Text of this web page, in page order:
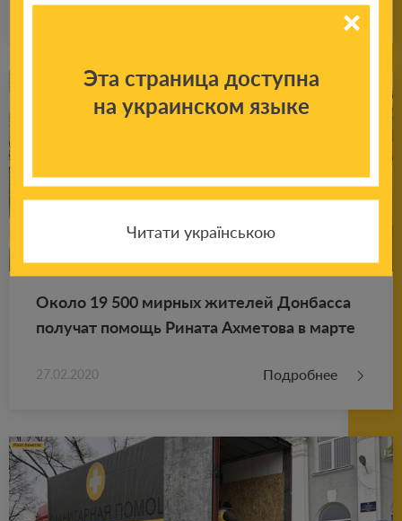
22.08.2020 Подробнее
Около 19 500 мир­ных жи­те­лей Дон­бас­са
по­лу­чат по­мощь Ри­на­та Ах­ме­то­ва в марте
27.02.2020 Подробнее
Эта страница доступна
на украинском языке
Читати українською